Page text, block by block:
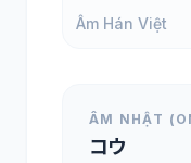
Âm Hán Việt
ÂM NHẬT
コウ